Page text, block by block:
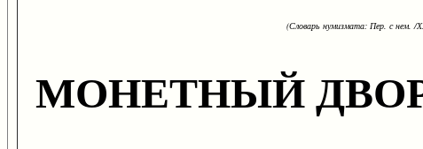
(Словарь нумизмата: Пер. с нем. /
МОНЕТНЫЙ